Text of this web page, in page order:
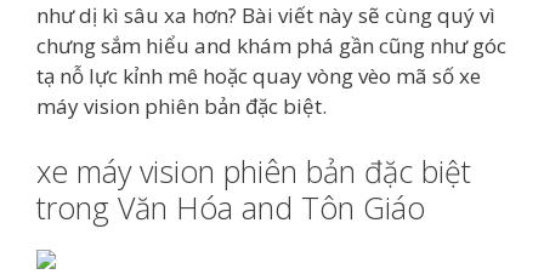
như dị kì sâu xa hơn? Bài viết này sẽ cùng quý vì
chưng sắm hiểu and khám phá gần cũng như góc
tạ nỗ lực kỉnh mê hoặc quay vòng vèo mã số xe
máy vision phiên bản đặc biệt.
xe máy vision phiên bản đặc biệt
trong Văn Hóa and Tôn Giáo